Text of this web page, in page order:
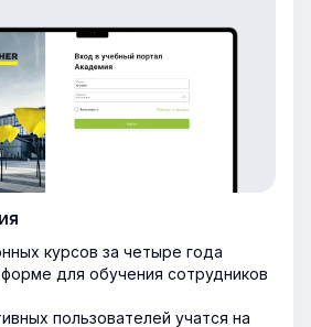
курсов за четыре года
для обучения сотрудников
пользователей учатся на